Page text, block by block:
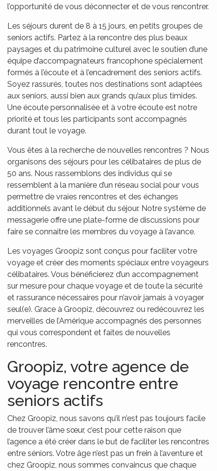
l’opportunité de vous déconnecter et de vous rencontrer.
Les séjours durent de 8 à 15 jours, en petits groupes de
seniors actifs. Partez à la rencontre des plus beaux
paysages et du patrimoine culturel avec le soutien d’une
équipe d’accompagnateurs francophone spécialement
formés à l’écoute et à l’encadrement des seniors actifs.
Soyez rassurés, toutes nos destinations sont adaptées
aux seniors, aussi bien aux grands qu’aux plus timides.
Une écoute personnalisée et à votre écoute est notre
priorité et tous les participants sont accompagnés
durant tout le voyage.
Vous êtes à la recherche de nouvelles rencontres ? Nous
organisons des séjours pour les célibataires de plus de
50 ans. Nous rassemblons des individus qui se
ressemblent à la manière d’un réseau social pour vous
permettre de vraies rencontres et des échanges
additionnels avant le début du séjour. Notre système de
messagerie offre une plate-forme de discussions pour
faire se connaitre les membres du voyage à l’avance.
Les voyages Groopiz sont conçus pour faciliter votre
voyage et créer des moments spéciaux entre voyageurs
célibataires. Vous bénéficierez d’un accompagnement
sur mesure pour chaque voyage et de toute la sécurité
et rassurance nécessaires pour n’avoir jamais à voyager
seul(e). Grace à Groopiz, découvrez ou redécouvrez les
merveilles de l’Amérique accompagnés des personnes
qui vous correspondent et faites de nouvelles
rencontres.
Groopiz, votre agence de
voyage rencontre entre
seniors actifs
Chez Groopiz, nous savons qu’il n’est pas toujours facile
de trouver l’âme sœur, c’est pour cette raison que
l’agence a été créer dans le but de faciliter les rencontres
entre séniors. Votre âge n’est pas un frein à l’aventure et
chez Groopiz, nous sommes convaincus que chaque